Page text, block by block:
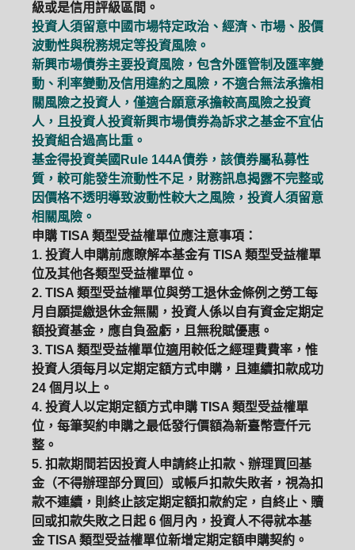
級或是信用評級區間。
投資人須留意中國市場特定政治、經濟、市場、股價
波動性與稅務規定等投資風險。
新興市場債券主要投資風險，包含外匯管制及匯率變
動、利率變動及信用違約之風險，不適合無法承擔相
關風險之投資人，僅適合願意承擔較高風險之投資
人，且投資人投資新興市場債券為訴求之基金不宜佔
投資組合過高比重。
基金得投資美國Rule 144A債券，該債券屬私募性
質，較可能發生流動性不足，財務訊息揭露不完整或
因價格不透明導致波動性較大之風險，投資人須留意
相關風險。
申購 TISA 類型受益權單位應注意事項：
1. 投資人申購前應瞭解本基金有 TISA 類型受益權單
位及其他各類型受益權單位。
2. TISA 類型受益權單位與勞工退休金條例之勞工每
月自願提繳退休金無關，投資人係以自有資金定期定
額投資基金，應自負盈虧，且無稅賦優惠。
3. TISA 類型受益權單位適用較低之經理費費率，惟
投資人須每月以定期定額方式申購，且連續扣款成功
24 個月以上。
4. 投資人以定期定額方式申購 TISA 類型受益權單
位，每筆契約申購之最低發行價額為新臺幣壹仟元
整。
5. 扣款期間若因投資人申請終止扣款、辦理買回基
金（不得辦理部分買回）或帳戶扣款失敗者，視為扣
款不連續，則終止該定期定額扣款約定，自終止、贖
回或扣款失敗之日起 6 個月內，投資人不得就本基
金 TISA 類型受益權單位新增定期定額申購契約。